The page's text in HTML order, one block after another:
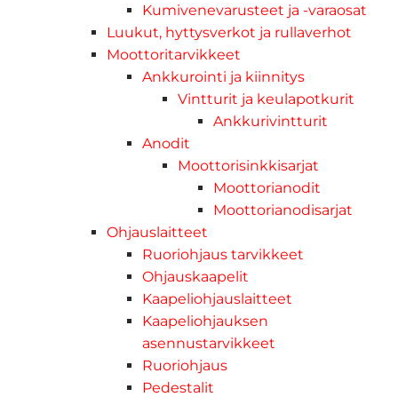
Kumivenevarusteet ja -varaosat
Luukut, hyttysverkot ja rullaverhot
Moottoritarvikkeet
Ankkurointi ja kiinnitys
Vintturit ja keulapotkurit
Ankkurivintturit
Anodit
Moottorisinkkisarjat
Moottorianodit
Moottorianodisarjat
Ohjauslaitteet
Ruoriohjaus tarvikkeet
Ohjauskaapelit
Kaapeliohjauslaitteet
Kaapeliohjauksen
asennustarvikkeet
Ruoriohjaus
Pedestalit